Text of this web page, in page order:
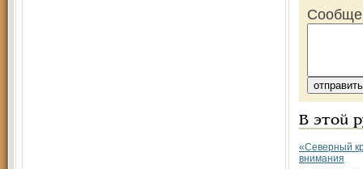
В этой
«Северный
внимания